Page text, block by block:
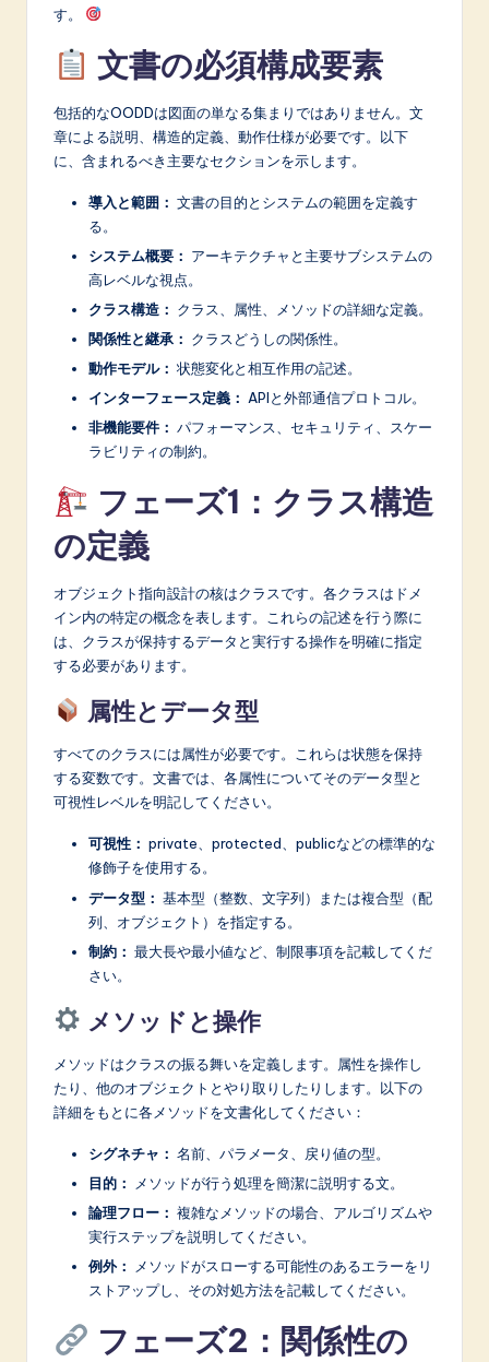
す。
文書の必須構成要素
包括的なOODDは図面の単なる集まりではありません。文
章による説明、構造的定義、動作仕様が必要です。以下
に、含まれるべき主要なセクションを示します。
導入と範囲： 文書の目的とシステムの範囲を定義す
る。
システム概要： アーキテクチャと主要サブシステムの
高レベルな視点。
クラス構造： クラス、属性、メソッドの詳細な定義。
関係性と継承： クラスどうしの関係性。
動作モデル： 状態変化と相互作用の記述。
インターフェース定義： APIと外部通信プロトコル。
非機能要件： パフォーマンス、セキュリティ、スケー
ラビリティの制約。
フェーズ1：クラス構造
の定義
オブジェクト指向設計の核はクラスです。各クラスはドメ
イン内の特定の概念を表します。これらの記述を行う際に
は、クラスが保持するデータと実行する操作を明確に指定
する必要があります。
属性とデータ型
すべてのクラスには属性が必要です。これらは状態を保持
する変数です。文書では、各属性についてそのデータ型と
可視性レベルを明記してください。
可視性： private、protected、publicなどの標準的な
修飾子を使用する。
データ型： 基本型（整数、文字列）または複合型（配
列、オブジェクト）を指定する。
制約： 最大長や最小値など、制限事項を記載してくだ
さい。
メソッドと操作
メソッドはクラスの振る舞いを定義します。属性を操作し
たり、他のオブジェクトとやり取りしたりします。以下の
詳細をもとに各メソッドを文書化してください：
シグネチャ： 名前、パラメータ、戻り値の型。
目的：
メソッドが行う処理を簡潔に説明する文。
論理フロー： 複雑なメソッドの場合、アルゴリズムや
実行ステップを説明してください。
例外：
メソッドがスローする可能性のあるエラーをリ
ストアップし、その対処方法を記載してください。
フェーズ2：関係性の